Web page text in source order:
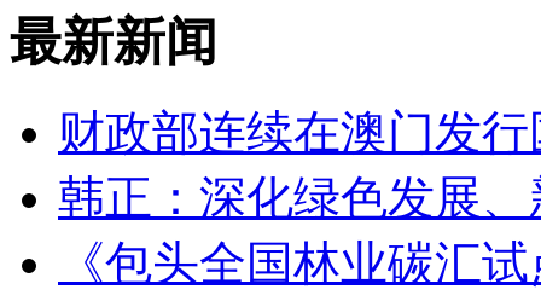
最新新闻
财政部连续在澳门发
韩正：深化绿色发展
《包头全国林业碳汇